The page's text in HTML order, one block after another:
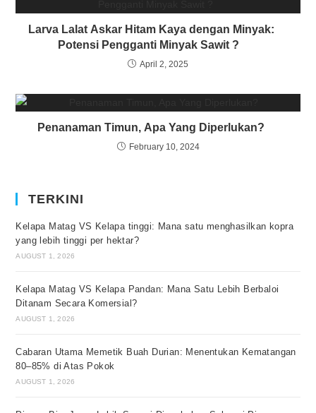
Larva Lalat Askar Hitam Kaya dengan Minyak:
Potensi Pengganti Minyak Sawit ?
April 2, 2025
Penanaman Timun, Apa Yang Diperlukan?
February 10, 2024
TERKINI
Kelapa Matag VS Kelapa tinggi: Mana satu menghasilkan kopra
yang lebih tinggi per hektar?
AUGUST 1, 2026
Kelapa Matag VS Kelapa Pandan: Mana Satu Lebih Berbaloi
Ditanam Secara Komersial?
AUGUST 1, 2026
Cabaran Utama Memetik Buah Durian: Menentukan Kematangan
80–85% di Atas Pokok
AUGUST 1, 2026